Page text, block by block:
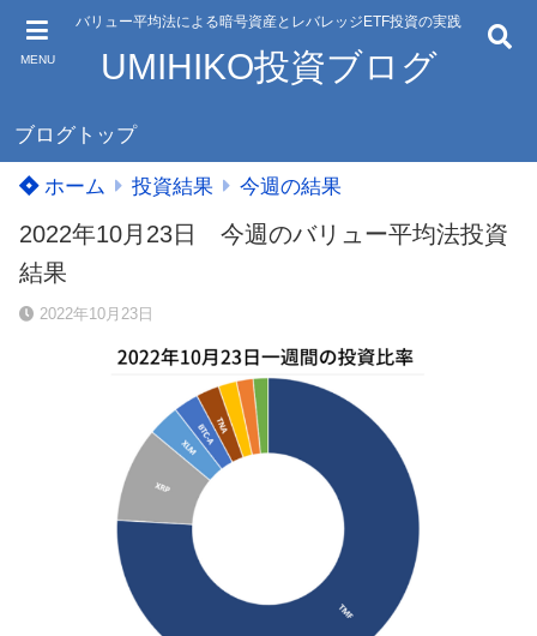
MENU
バリュー平均法による暗号資産とレバレッジETF投資の実践
UMIHIKO投資ブログ
ブログトップ
ホーム 投資結果 今週の結果
2022年10月23日 今週のバリュー平均法投資
結果
2022年10月23日